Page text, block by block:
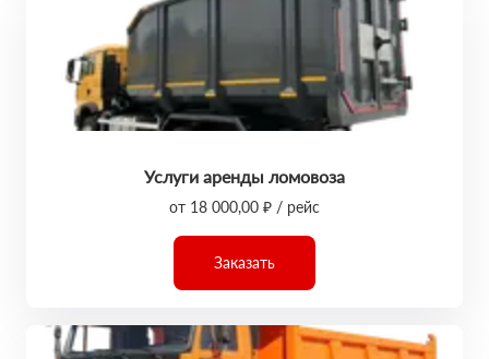
Услуги аренды ломовоза
от 18 000,00 ₽ / рейс
Заказать